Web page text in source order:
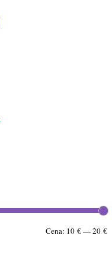
Cena: 10 €—20 €